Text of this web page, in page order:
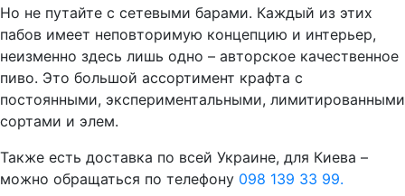
Но не путайте с сетевыми барами. Каждый из этих
пабов имеет неповторимую концепцию и интерьер,
неизменно здесь лишь одно – авторское качественное
пиво. Это большой ассортимент крафта с
постоянными, экспериментальными, лимитированными
сортами и элем.
Также есть доставка по всей Украине, для Киева –
можно обращаться по телефону 098 139 33 99.